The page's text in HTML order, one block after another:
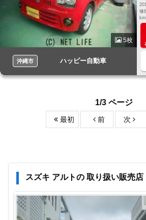
5枚
沖縄市 ハッピー自動車
修
km
1/3 ページ
最初 前 次
スズキ アルトの 取り扱い販売店